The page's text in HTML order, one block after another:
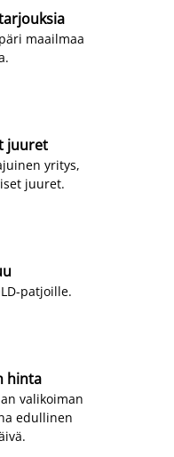
maailmaa
juuret
yritys,
juuret.
patjoille.
hinta
valikoiman
edullinen